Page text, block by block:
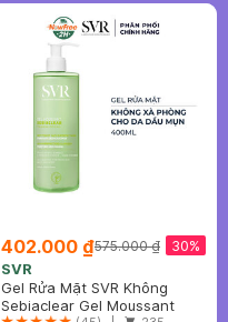
402.000 ₫ 30%
575.000 ₫
SVR
Gel Rửa Mặt SVR Không
Chứa Xà Phòng Cho Da Dầu
Sebiaclear Gel Moussant